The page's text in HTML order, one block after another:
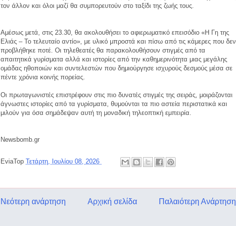
τον άλλον και όλοι μαζί θα συμπορευτούν στο ταξίδι της ζωής τους.
Αμέσως μετά, στις 23.30, θα ακολουθήσει το αφιερωματικό επεισόδιο «Η Γη της
Ελιάς – Το τελευταίο αντίο», με υλικό μπροστά και πίσω από τις κάμερες που δεν
προβλήθηκε ποτέ. Οι τηλεθεατές θα παρακολουθήσουν στιγμές από τα
απαιτητικά γυρίσματα αλλά και ιστορίες από την καθημερινότητα μιας μεγάλης
ομάδας ηθοποιών και συντελεστών που δημιούργησε ισχυρούς δεσμούς μέσα σε
πέντε χρόνια κοινής πορείας.
Οι πρωταγωνιστές επιστρέφουν στις πιο δυνατές στιγμές της σειράς, μοιράζονται
άγνωστες ιστορίες από τα γυρίσματα, θυμούνται τα πιο αστεία περιστατικά και
μιλούν για όσα σημάδεψαν αυτή τη μοναδική τηλεοπτική εμπειρία.
Newsbomb.gr
EviaTop Τετάρτη, Ιουλίου 08, 2026
Νεότερη ανάρτηση Παλαιότερη Ανάρτηση
Αρχική σελίδα